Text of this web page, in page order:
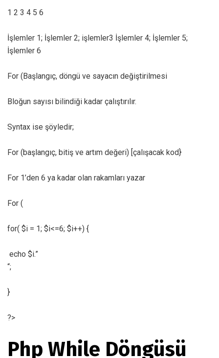
1 2 3 4 5 6
İşlemler 1; İşlemler 2; işlemler3 İşlemler 4; İşlemler 5;
İşlemler 6
For (Başlangıç, döngü ve sayacın değiştirilmesi
Bloğun sayısı bilindiği kadar çalıştırılır.
Syntax ise şöyledir;
For (başlangıç, bitiş ve artım değeri) [çalışacak kod}
For 1’den 6 ya kadar olan rakamları yazar
For (
for( $i = 1; $i<=6; $i++) {
echo $i.”
“;
}
?>
Php While Döngüsü